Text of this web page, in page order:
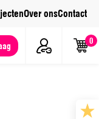
Over onsContact
0